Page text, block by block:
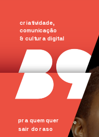
criatividade,
comunicação
& cultura digital
pra quem quer
sair do raso